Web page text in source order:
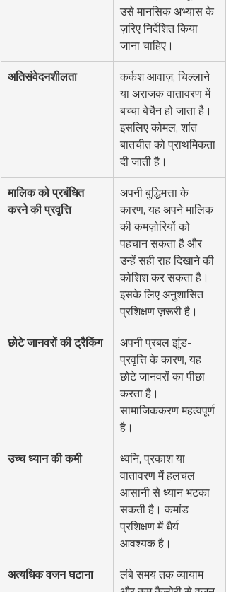
उसे मानसिक अभ्यास के
ज़रिए निर्देशित किया
जाना चाहिए।
अतिसंवेदनशीलता
कर्कश आवाज़, चिल्लाने
या अराजक वातावरण में
बच्चा बेचैन हो जाता है।
इसलिए कोमल, शांत
बातचीत को प्राथमिकता
दी जाती है।
मालिक को प्रबंधित
करने की प्रवृत्ति
अपनी बुद्धिमत्ता के
कारण, यह अपने मालिक
की कमज़ोरियों को
पहचान सकता है और
उन्हें सही राह दिखाने की
कोशिश कर सकता है।
इसके लिए अनुशासित
प्रशिक्षण ज़रूरी है।
छोटे जानवरों की ट्रैकिंग
अपनी प्रबल झुंड-
प्रवृत्ति के कारण, यह
छोटे जानवरों का पीछा
करता है।
सामाजिककरण महत्वपूर्ण
है।
उच्च ध्यान की कमी
ध्वनि, प्रकाश या
वातावरण में हलचल
आसानी से ध्यान भटका
सकती है। कमांड
प्रशिक्षण में धैर्य
आवश्यक है।
अत्यधिक वजन घटाना
लंबे समय तक व्यायाम